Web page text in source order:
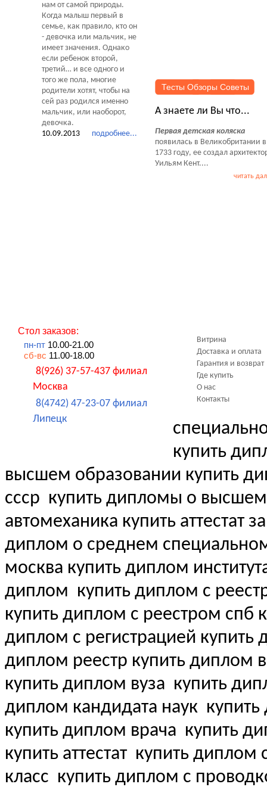
Тесты Обзоры Советы
А знаете ли Вы что...
Первая детская коляска
появилась в Великобритании в
1733 году, ее создал
Уильям Кент....
читать
нам от самой природы.
Когда малыш первый в
семье, как правило, кто он
- девочка или мальчик, не
имеет значения. Однако
если ребенок второй,
третий… и все одного и
того же пола, многие
родители хотят, чтобы на
сей раз родился именно
мальчик, или наоборот,
девочка.
подробнее...
10.09.2013
Стол заказов:
пн-пт 10.00-21.00
сб-вс 11.00-18.00
8(926) 37-57-437 филиал
Москва
8(4742) 47-23-07 филиал
Липецк
Витрина
Доставка и оплата
Гарантия и возврат
Где купить
О нас
Контакты
купить
высшем образовании купить
ссср купить дипломы о
автомеханика купить аттестат
диплом о среднем
москва купить диплом
диплом купить диплом с
купить диплом с реестром спб
диплом с регистрацией
диплом реестр купить диплом
купить диплом вуза купить
диплом кандидата наук
купить диплом врача купить
купить аттестат купить диплом
класс купить диплом с